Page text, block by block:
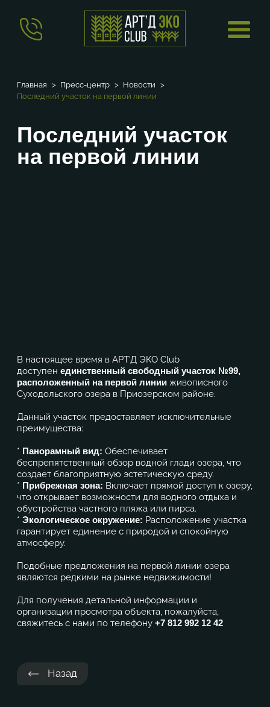
Главная Пресс-центр
Новости
Последний участок на первой линии
Последний участок
на первой линии
В настоящее время в АРТ'Д ЭКО Club
доступен единственный свободный участок №99,
расположенный на первой линии живописного
Суходольского озера в Приозерском районе.
Данный участок предоставляет исключительные
преимущества:
* Панорамный вид: Обеспечивает
беспрепятственный обзор водной глади озера, что
создает благоприятную эстетическую среду.
* Прибрежная зона: Включает прямой доступ к озеру,
что открывает возможности для водного отдыха и
обустройства частного пляжа или пирса.
* Экологическое окружение: Расположение участка
гарантирует единение с природой и спокойную
атмосферу.
Подобные предложения на первой линии озера
являются редкими на рынке недвижимости!
Для получения детальной информации и
организации просмотра объекта, пожалуйста,
свяжитесь с нами по телефону +7 812 992 12 42
Назад